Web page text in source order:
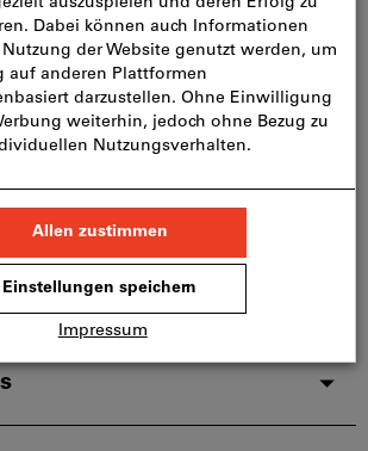
4 Arbeitstagen
Sie die Lieferzeit und eingeschränkte
da er nicht Bestandteil unseres
ist und somit nicht bei uns auf
Infos